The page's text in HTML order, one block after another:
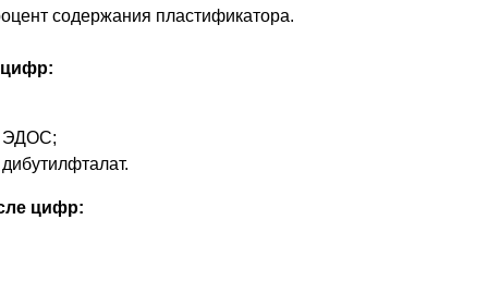
содержания пластификатора.
ЭДОС;
цифр: